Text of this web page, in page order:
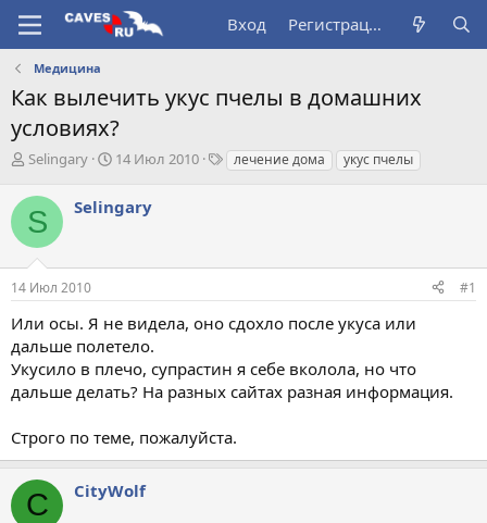
Вход Регистрация
Медицина
Как вылечить укус пчелы в домашних
условиях?
А
т
о
р
е
м
Selingary
Д
а
ч
а
14 Июл 2010
Тлечение дома укус пчелы
S Selingary
14 Июл 2010 #1
Или осы. Я не видела, оно сдохло после укуса или
дальше полетело.
Укусило в плечо, супрастин я себе вколола, но что
дальше делать? На разных сайтах разная информация.
Строго по теме, пожалуйста.
C CityWolf